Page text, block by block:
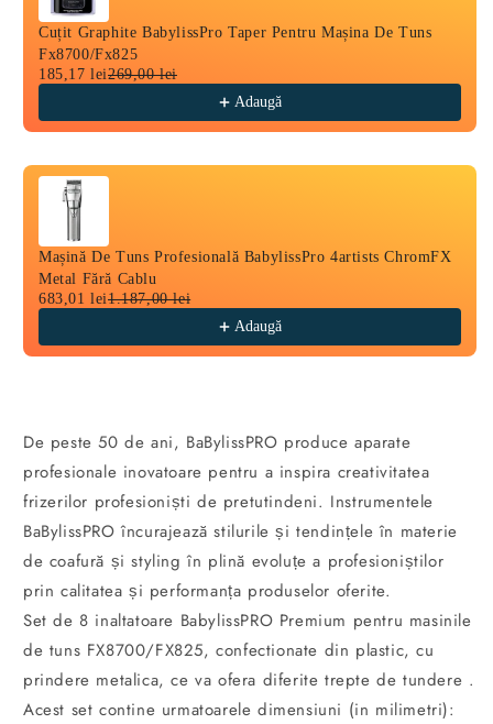
Cuțit Graphite BabylissPro Taper Pentru Mașina De Tuns
Fx8700/Fx825
185,17 lei269,00 lei
Adaugă
Mașină De Tuns Profesională BabylissPro 4artists ChromFX
Metal Fără Cablu
683,01 lei1.187,00 lei
Adaugă
De peste 50 de ani, BaBylissPRO produce aparate
profesionale inovatoare pentru a inspira creativitatea
frizerilor profesioniști de pretutindeni. Instrumentele
BaBylissPRO încurajează stilurile și tendințele în materie
de coafură și styling în plină evoluțe a profesioniștilor
prin calitatea și performanța produselor oferite.
Set de 8 inaltatoare BabylissPRO Premium pentru masinile
de tuns FX8700/FX825, confectionate din plastic, cu
prindere metalica, ce va ofera diferite trepte de tundere .
Acest set contine urmatoarele dimensiuni (in milimetri):